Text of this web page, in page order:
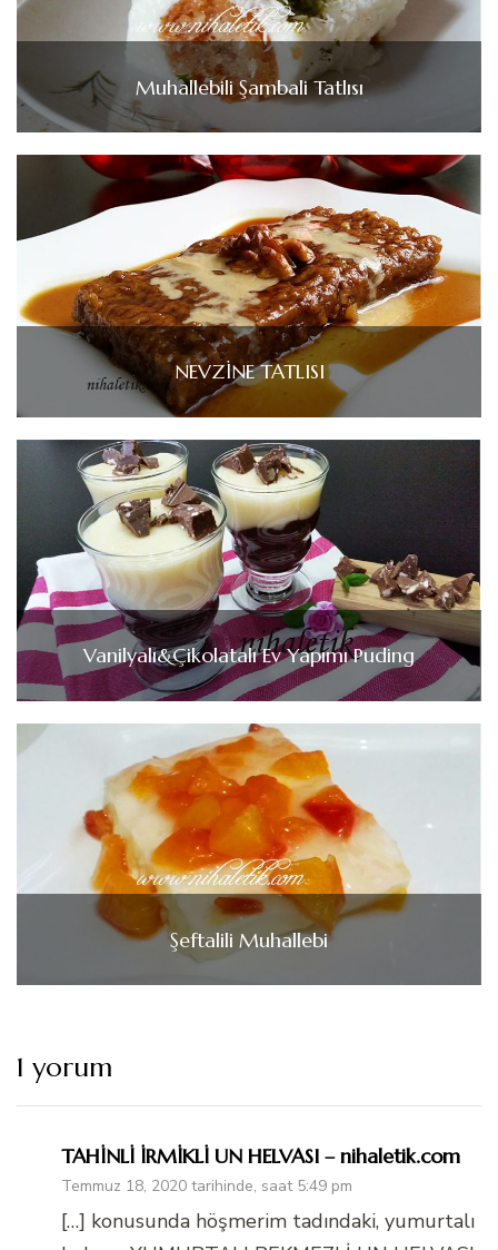
Muhallebili Şambali Tatlısı
NEVZİNE TATLISI
Vanilyalı&Çikolatalı Ev Yapımı Puding
Şeftalili Muhallebi
1 yorum
TAHİNLİ İRMİKLİ UN HELVASI – nihaletik.com
Temmuz 18, 2020 tarihinde, saat 5:49 pm
[…] konusunda höşmerim tadındaki, yumurtalı